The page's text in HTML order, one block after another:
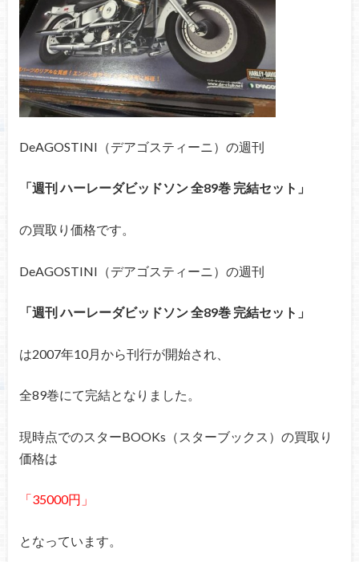
DeAGOSTINI（デアゴスティーニ）の週刊
「週刊 ハーレーダビッドソン 全89巻 完結セット」
の買取り価格です。
DeAGOSTINI（デアゴスティーニ）の週刊
「週刊 ハーレーダビッドソン 全89巻 完結セット」
は2007年10月から刊行が開始され、
全89巻にて完結となりました。
現時点でのスターBOOKs（スターブックス）の買取り
価格は
「35000円」
となっています。